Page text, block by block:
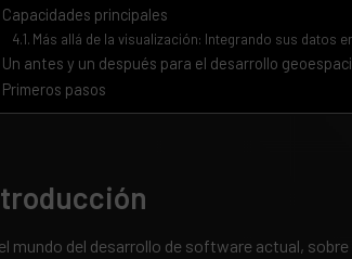
Capacidades principales
Más allá de la visualización: Integrando sus datos
Un antes y un después para el desarrollo
Primeros pasos
mundo del desarrollo de software actual,